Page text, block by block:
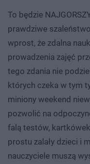
To będzie
prawdziwe
wprost, że zdalna
prowadzenia zajęć
tego zdania nie
których czeka w tym
miniony weekend
pozwolić na
falą testów,
prostu zalały dzieci i
nauczyciele muszą